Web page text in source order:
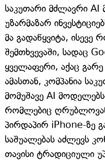
საკუთარი მძლავრი AI
უზარმაზარ
მა გადაწყვიტა, ისევე
შემთხვევაში, სადაც
ყველაფერი, აქაც
ამასთან, კომპანია
მომუშავე AI
რომლებიც
პირდაპირ iPhone-ზე
საშუალებას აძლევს
თავისი ტრადიციული